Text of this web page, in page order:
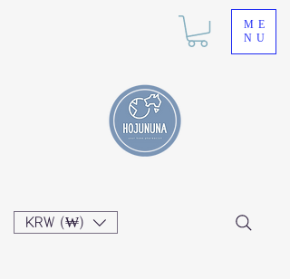
ME
NU
KRW (₩)